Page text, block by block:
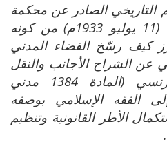
التاريخي الصادر عن محكمة
الإسكندرية الكلية الأهلية (11 يوليو 1933م) من كونه
كيف رسّخ القضاء المدني
عن الشراح الأجانب والنقل
الآلي عن القانون الفرنسي (المادة 1384 مدني
الفقه الإسلامي بوصفه
الأطر القانونية وتنظيم